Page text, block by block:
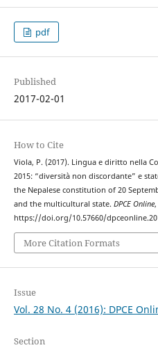
pdf
Published
2017-02-01
How to Cite
Viola, P. (2017). Lingua e diritto nella
2015: “diversità non discordante” e
the Nepalese constitution of 20
and the multicultural state. DPCE Online,
https://doi.org/10.57660/
More Citation Formats
Issue
Vol. 28 No. 4 (2016): DPCE
Section